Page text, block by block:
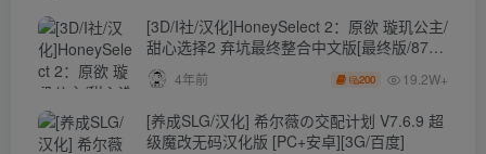
[3D/I社/汉化]HoneySelect 2：原欲 璇玑公主/
甜心选择2 弃坑最终整合中文版[最终版/87G/
秒传]
4年前 200 19.2W+
[养成SLG/汉化] 希尔薇の交配计划 V7.6.9 超
级魔改无码汉化版 [PC+安卓][3G/百度]